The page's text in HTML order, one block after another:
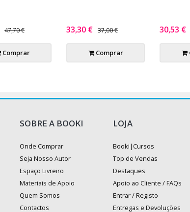
47,70 €
Comprar
33,30 € 37,00 €
Comprar
30,53 €
SOBRE A BOOKI
Onde Comprar
Seja Nosso Autor
Espaço Livreiro
Materiais de Apoio
Quem Somos
Contactos
LOJA
Booki|Cursos
Top de Vendas
Destaques
Apoio ao Cliente / FAQs
Entrar / Registo
Entregas e Devoluções